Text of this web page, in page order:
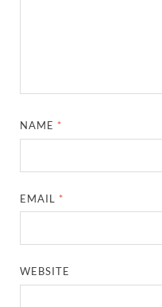
NAME *
EMAIL *
WEBSITE